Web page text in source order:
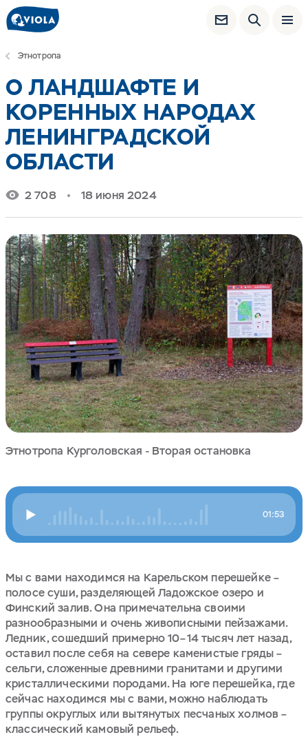
Этнотропа
О ЛАНДШАФТЕ И
КОРЕННЫХ НАРОДАХ
ЛЕНИНГРАДСКОЙ
ОБЛАСТИ
2 708 18 июня 2024
Этнотропа Курголовская - Вторая остановка
01:53
Мы с вами находимся на Карельском перешейке –
полосе суши, разделяющей Ладожское озеро и
Финский залив. Она примечательна своими
разнообразными и очень живописными пейзажами.
Ледник, сошедший примерно 10–14 тысяч лет назад,
оставил после себя на севере каменистые гряды –
сельги, сложенные древними гранитами и другими
кристаллическими породами. На юге перешейка, где
сейчас находимся мы с вами, можно наблюдать
группы округлых или вытянутых песчаных холмов –
классический камовый рельеф.